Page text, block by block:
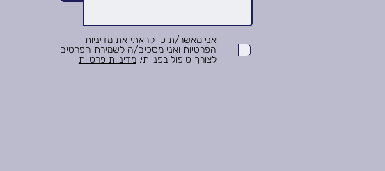
אני מאשר/ת כי קראתי את מדיניות
הפרטיות ואני מסכים/ה לשמירת הפרטים
לצורך טיפול בפנייתי. מדיניות פרטיות